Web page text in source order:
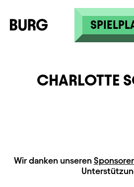
Direkt zum Inhalt
CHARLOTTE
HAUPTSPONSOREN
Wir danken unseren